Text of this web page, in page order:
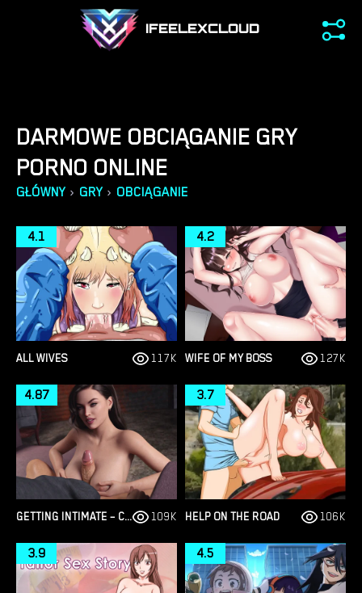
IFEELEXCLOUD
DARMOWE OBCIĄGANIE GRY
PORNO ONLINE
GŁÓWNY › GRY › OBCIĄGANIE
ALL WIVES
4.1
117K WIFE OF MY BOSS
4.2
127K
GETTING INTIMATE – CHAPTER 1
4.87
109K HELP ON THE ROAD
3.7
106K
3.9 4.5